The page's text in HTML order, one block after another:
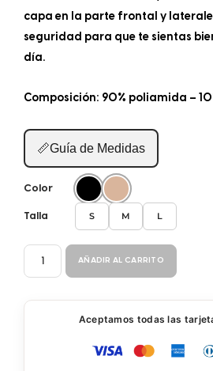
capa en la parte frontal y
seguridad para que te sientas
día.
Composición: 90% poliamida –
📏Guía de Medidas
Color
Talla S M L
PANTY
TANGA
AÑADIR AL CARRITO
Aceptamos todas las